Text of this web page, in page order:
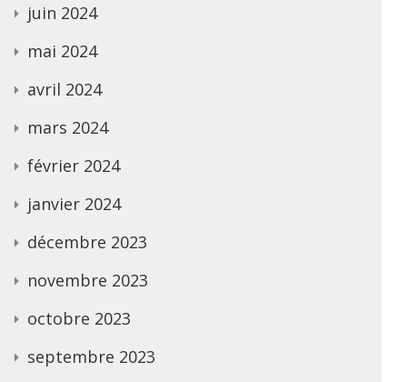
juin 2024
mai 2024
avril 2024
mars 2024
février 2024
janvier 2024
décembre 2023
novembre 2023
octobre 2023
septembre 2023